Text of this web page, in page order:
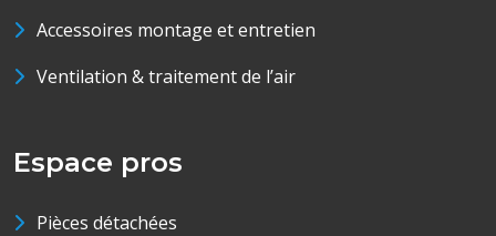
Accessoires montage et entretien
Ventilation & traitement de l’air
Espace pros
Pièces détachées